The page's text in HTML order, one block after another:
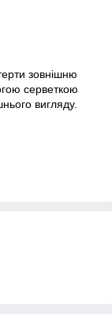
зовнішню
серветкою
вигляду.